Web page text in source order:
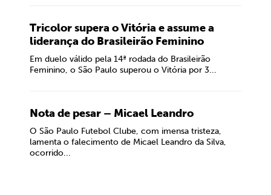
Tricolor supera o Vitória e assume a
liderança do Brasileirão Feminino
Em duelo válido pela 14ª rodada do Brasileirão
Feminino, o São Paulo superou o Vitória por 3...
Nota de pesar – Micael Leandro
O São Paulo Futebol Clube, com imensa tristeza,
lamenta o falecimento de Micael Leandro da Silva,
ocorrido...